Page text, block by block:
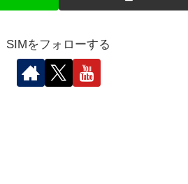
スポンサーリンク